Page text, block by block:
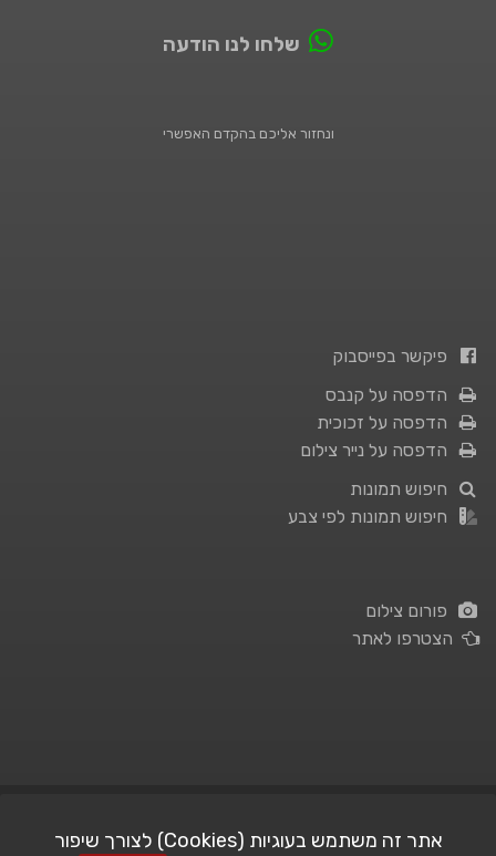
שלחו לנו הודעה
ונחזור אליכם בהקדם האפשרי
פיקשר בפייסבוק
הדפסה על קנבס
הדפסה על זכוכית
הדפסה על נייר צילום
חיפוש תמונות
חיפוש תמונות לפי צבע
פורום צילום
הצטרפו לאתר
אתר זה משתמש בעוגיות (Cookies) לצורך שיפור